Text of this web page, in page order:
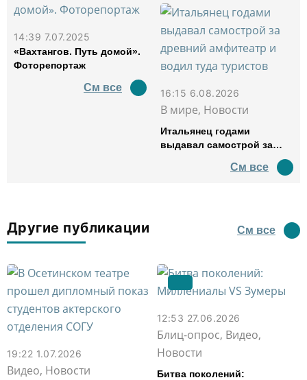
14:39 7.07.2025
«Вахтангов. Путь домой».
Фоторепортаж
См все 16:15 6.08.2026
В мире, Новости
Итальянец годами
выдавал самострой за
водил туда туристов
См все
Другие публикации См все
19:22 1.07.2026
Видео, Новости
12:53 27.06.2026
Блиц-опрос, Видео,
Новости
Битва поколений: